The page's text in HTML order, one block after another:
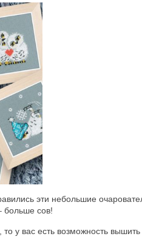
эти небольшие
больше сов!
у вас есть возможность